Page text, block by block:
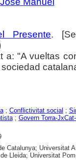
Presente.
a: "A vueltas
; Conflictivitat social ;
; Govern Torra-
Catalunya; Universitat
Lleida; Universitat